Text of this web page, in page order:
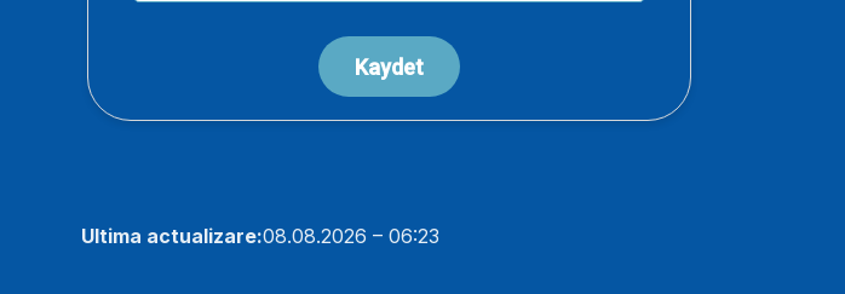
Ultima actualizare:08.08.2026 – 06:23